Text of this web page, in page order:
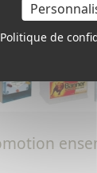
Politique de